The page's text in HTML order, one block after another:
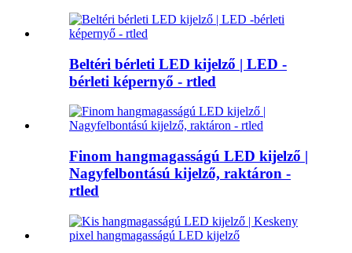
Beltéri bérleti LED kijelző | LED -
bérleti képernyő - rtled
Finom hangmagasságú LED kijelző |
Nagyfelbontású kijelző, raktáron -
rtled